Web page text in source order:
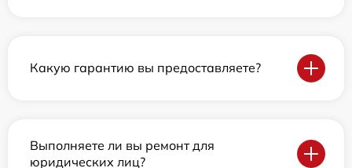
Какую гарантию вы предоставляете?
Выполняете ли вы ремонт для
юридических лиц?